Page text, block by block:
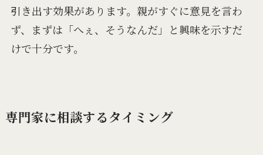
引き出す効果があります。親がすぐに意見を言わ
ず、まずは「へぇ、そうなんだ」と興味を示すだ
けで十分です。
専門家に相談するタイミング